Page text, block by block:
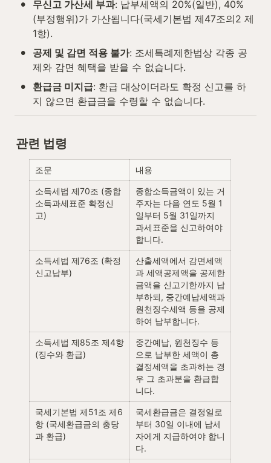
• 무신고 가산세 부과: 납부세액의 20%(일반), 40%
(부정행위)가 가산됩니다(국세기본법 제47조의2 제
1항).
• 공제 및 감면 적용 불가: 조세특례제한법상 각종 공
제와 감면 혜택을 받을 수 없습니다.
• 환급금 미지급: 환급 대상이더라도 확정 신고를 하
지 않으면 환급금을 수령할 수 없습니다.
관련 법령
조문 내용
소득세법 제70조 (종합
소득과세표준 확정신
고)
종합소득금액이 있는 거
주자는 다음 연도 5월 1
일부터 5월 31일까지
과세표준을 신고하여야
합니다.
소득세법 제76조 (확정
신고납부)
산출세액에서 감면세액
과 세액공제액을 공제한
금액을 신고기한까지 납
부하되, 중간예납세액과
원천징수세액 등을 공제
하여 납부합니다.
소득세법 제85조 제4항
(징수와 환급)
중간예납, 원천징수 등
으로 납부한 세액이 총
결정세액을 초과하는 경
우 그 초과분을 환급합
니다.
국세기본법 제51조 제6
항 (국세환급금의 충당
과 환급)
국세환급금은 결정일로
부터 30일 이내에 납세
자에게 지급하여야 합니
다.